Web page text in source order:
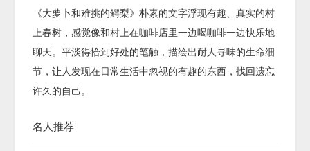
《大萝卜和难挑的鳄梨》朴素的文字浮现有趣、真实的村
上春树，感觉像和村上在咖啡店里一边喝咖啡一边快乐地
聊天。平淡得恰到好处的笔触，描绘出耐人寻味的生命细
节，让人发现在日常生活中忽视的有趣的东西，找回遗忘
许久的自己。
名人推荐